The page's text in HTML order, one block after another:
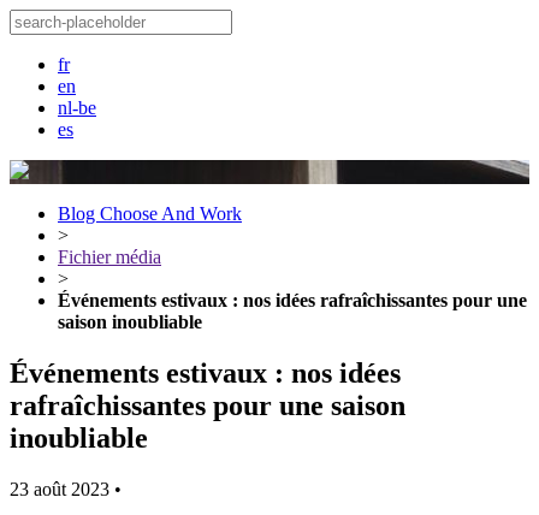
fr
en
nl-be
es
Blog Choose And Work
>
Fichier média
>
Événements estivaux : nos idées rafraîchissantes pour une
saison inoubliable
Événements estivaux : nos idées
rafraîchissantes pour une saison
inoubliable
23 août 2023 •